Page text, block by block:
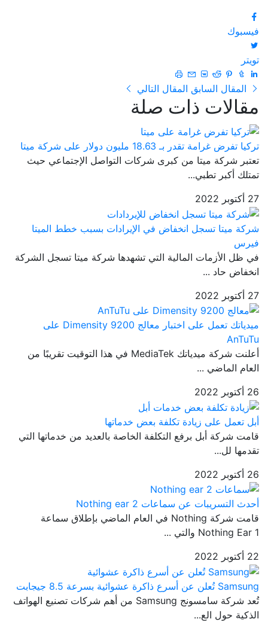
فيسبوك
تويتر
المقال السابق المقال التالي
مقالات ذات صلة
تركيا تفرض غرامة تقدر بـ 18.63 مليون دولار على شركة ميتا
تعتبر شركة ميتا من كبرى شركات التواصل الإجتماعي حيث
تمتلك أكبر تطبي...
27 أكتوبر 2022
شركة ميتا تسجل انخفاض في الإيرادات بسبب خطط الميتا
فيرس
في ظل الأزمات المالية التي تشهدها شركة ميتا تسجل الشركة
انخفاض حاد ...
27 أكتوبر 2022
ميدياتك تعمل على اختبار معالج Dimensity 9200 على
AnTuTu
أعلنت شركة ميدياتك MediaTek في هذا التوقيت تقريبًا من
العام الماضي ...
26 أكتوبر 2022
أبل تعمل على زيادة تكلفة بعض خدماتها
قامت شركة أبل برفع التكلفة الخاصة بالعديد من خدماتها التي
تقدمها لل...
26 أكتوبر 2022
أحدث التسريبات عن سماعات Nothing ear 2
قامت شركة Nothing في العام الماضي بإطلاق سماعة
Nothing Ear 1 والتي ...
22 أكتوبر 2022
Samsung تُعلن عن أسرع ذاكرة عشوائية بسرعة 8.5 جيجابت
تُعد شركة سامسونج Samsung من أهم شركات تصنيع الهواتف
الذكية حول الع...